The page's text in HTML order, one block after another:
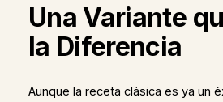
Una Variante
la Diferencia
Aunque la receta clásica es ya un